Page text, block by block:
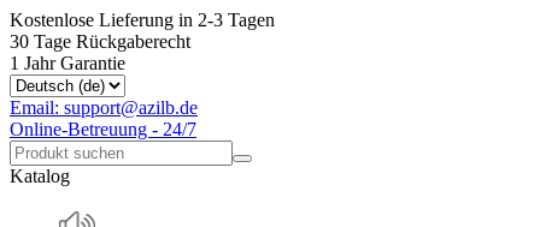
Kostenlose Lieferung in 2-3 Tagen
30 Tage Rückgaberecht
1 Jahr Garantie
Email: support@azilb.de
Online-Betreuung - 24/7
Katalog